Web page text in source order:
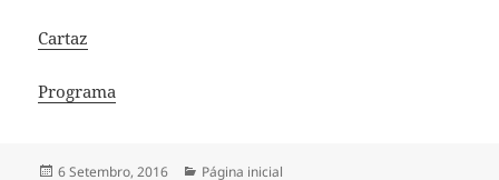
Cartaz
Programa
Publicado
6 Setembro, 2016 Categorias
Página inicial